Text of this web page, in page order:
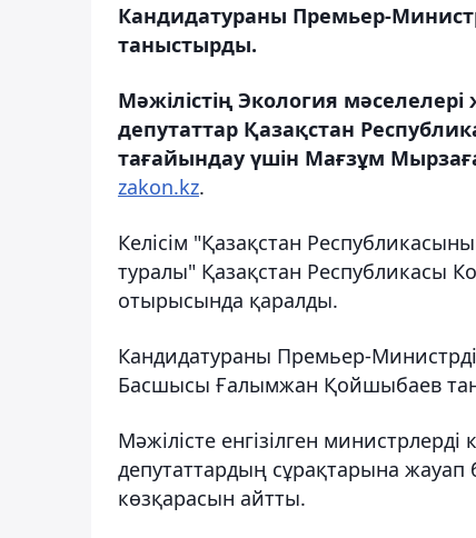
Кандидатураны Премьер-
таныстырды.
Мәжілістің Экология
депутаттар Қазақстан
тағайындау үшін Мағзұм
zakon.kz.
Келісім "Қазақстан
туралы" Қазақстан Республикасы
отырысында қаралды.
Кандидатураны Премьер-
Басшысы Ғалымжан Қойшыбаев
Мәжілісте енгізілген
депутаттардың сұрақтарына
көзқарасын айтты.